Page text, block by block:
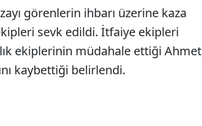
görenlerin ihbarı üzerine kaza
sevk edildi. İtfaiye ekipleri
ekiplerinin müdahale ettiği Ahmet
kaybettiği belirlendi.